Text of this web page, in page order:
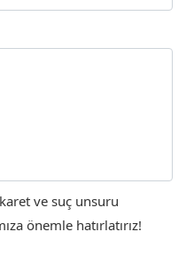
ve suç unsuru
önemle hatırlatırız!